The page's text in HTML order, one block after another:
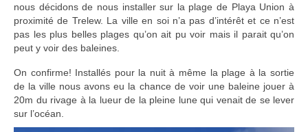
nous décidons de nous installer sur la plage de Playa Union à
proximité de Trelew. La ville en soi n’a pas d’intérêt et ce n’est
pas les plus belles plages qu’on ait pu voir mais il parait qu’on
peut y voir des baleines.
On confirme! Installés pour la nuit à même la plage à la sortie
de la ville nous avons eu la chance de voir une baleine jouer à
20m du rivage à la lueur de la pleine lune qui venait de se lever
sur l’océan.